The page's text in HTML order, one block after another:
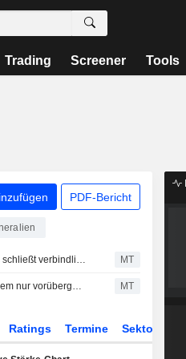
Trading Screener Tools
PDF-Bericht
Lynas Rare Earths schließt verbindliche Vereinbarungen mit LS Eco Energy zur wechselseitigen Zeichnung wandelbarer Instrumente MT
Lynas' Apatit-Problem nur vorübergehend, Capex dürfte steigen, sagt Jefferies MT
Ratings Termine Sektor